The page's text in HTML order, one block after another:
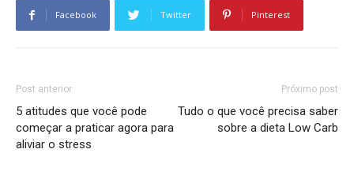
Facebook Twitter Pinterest
Post anterior
5 atitudes que você pode
começar a praticar agora para
aliviar o stress
Próximo post
Tudo o que você precisa saber
sobre a dieta Low Carb